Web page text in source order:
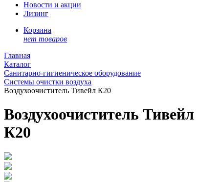
Новости и акции
Лизинг
Корзина
нет товаров
Главная
Каталог
Санитарно-гигиеническое оборудование
Системы очистки воздуха
Воздухоочиститель Тивейл К20
Воздухоочиститель Тивейл
К20